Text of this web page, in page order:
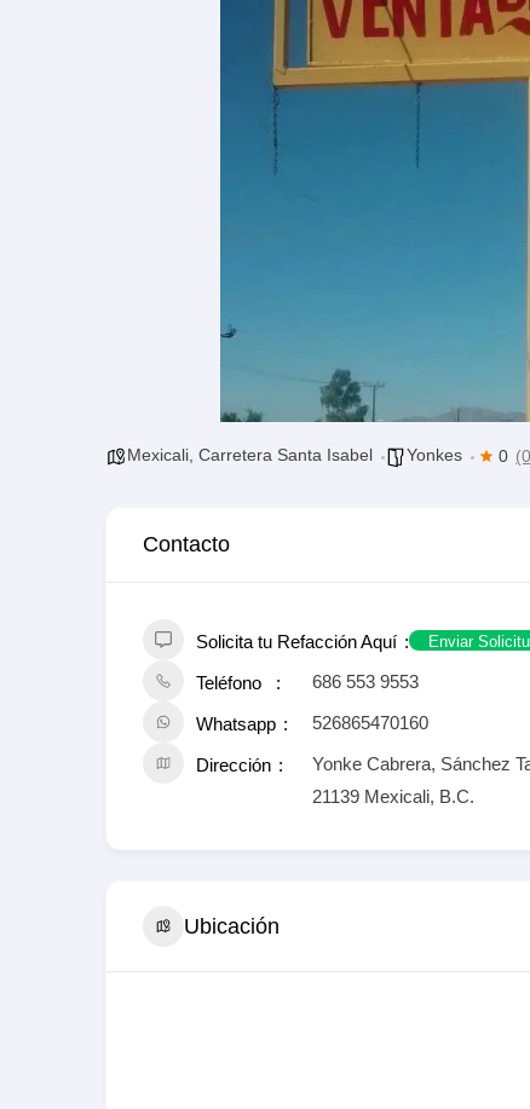
Mexicali Carretera Santa Isabel Yonkes 0
Contacto
Solicita tu Refacción Aquí Enviar
Teléfono 686 553 9553
Whatsapp 526865470160
Dirección
Yonke Cabrera, Sánchez
21139 Mexicali, B.C.
Ubicación